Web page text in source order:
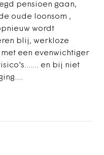
pensioen gaan,
oude loonsom ,
wordt
blij, werkloze
een evenwichtiger
en bij niet